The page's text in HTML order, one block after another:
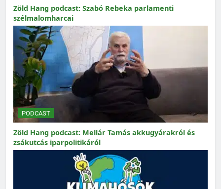
Zöld Hang podcast: Szabó Rebeka parlamenti
szélmalomharcai
PODCAST
Zöld Hang podcast: Mellár Tamás akkugyárakról és
zsákutcás iparpolitikáról